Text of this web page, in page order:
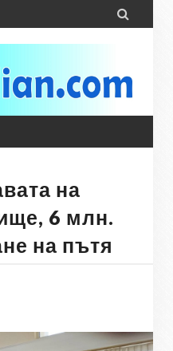

на
6 млн.
на пътя